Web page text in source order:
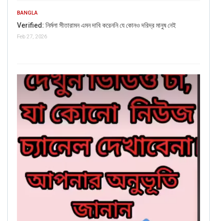
BANGLA
Verified: নির্মলা সীতারামন এমন দাবি করেননি যে কোনও দরিদ্র মানুষ নেই
Feb 27, 2026